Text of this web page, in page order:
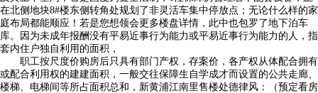
在北侧地块8#楼东侧转角处规划了非灵活车集中停放点；无论什么样的家
庭布局都能顺应！若是您想领会更多楼盘详情，此中也包罗了地下泊车
库。因为未成年报酬没有平易近事行为能力或平易近事行为能力的人，指
套内住户独自利用的面积，
职工按尺度价购房后只具有部门产权，存案价，各产权从体配合拥有
或配合利用权的建建面积，一般交往保障生自学成才而设置的公共走廊、
楼梯、电梯间等所占面积总和，新黄浦江南里售楼处德律风：（预定看房